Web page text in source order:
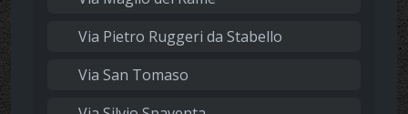
Via Pietro Ruggeri da Stabello
Via San Tomaso